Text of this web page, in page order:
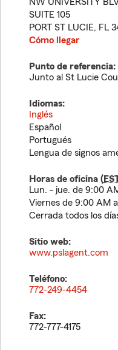
SUITE 105
PORT ST LUCIE, FL
Cómo llegar
Punto de referencia:
Junto al St Lucie
Idiomas:
Inglés
Español
Portugués
Lengua de signos
Horas de oficina (
Lun. - jue. de 9:00
Viernes de 9:00 AM
Cerrada todos los
Sitio web:
www.pslagent.com
Teléfono:
772-249-4454
Fax:
772-777-4175